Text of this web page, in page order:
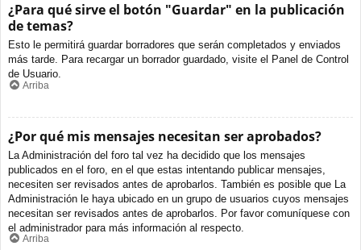
¿Para qué sirve el botón "Guardar" en la publicación
de temas?
Esto le permitirá guardar borradores que serán completados y enviados
más tarde. Para recargar un borrador guardado, visite el Panel de Control
de Usuario.
Arriba
¿Por qué mis mensajes necesitan ser aprobados?
La Administración del foro tal vez ha decidido que los mensajes
publicados en el foro, en el que estas intentando publicar mensajes,
necesiten ser revisados antes de aprobarlos. También es posible que La
Administración le haya ubicado en un grupo de usuarios cuyos mensajes
necesitan ser revisados antes de aprobarlos. Por favor comuníquese con
el administrador para más información al respecto.
Arriba